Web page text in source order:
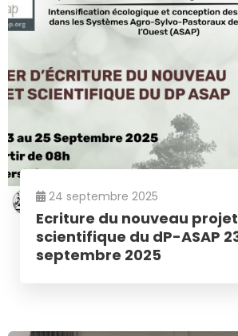
24 septembre 2025
Ecriture du nouveau projet
scientifique du dP-ASAP
septembre 2025